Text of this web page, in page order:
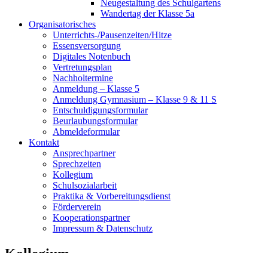
Neugestaltung des Schulgartens
Wandertag der Klasse 5a
Organisatorisches
Unterrichts-/Pausenzeiten/Hitze
Essensversorgung
Digitales Notenbuch
Vertretungsplan
Nachholtermine
Anmeldung – Klasse 5
Anmeldung Gymnasium – Klasse 9 & 11 S
Entschuldigungsformular
Beurlaubungsformular
Abmeldeformular
Kontakt
Ansprechpartner
Sprechzeiten
Kollegium
Schulsozialarbeit
Praktika & Vorbereitungsdienst
Förderverein
Kooperationspartner
Impressum & Datenschutz